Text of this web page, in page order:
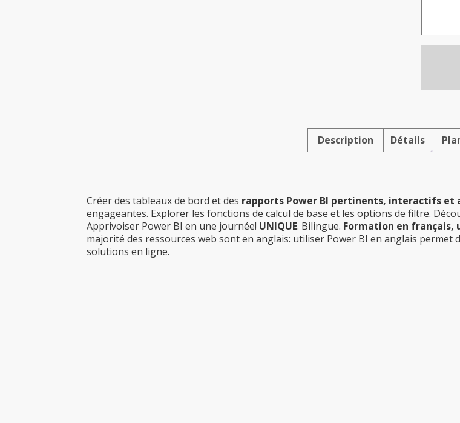
d’un
tableau
Description Détails
Créer des tableaux de bord et des rapports Power BI pertinents, interactifs et
engageantes. Explorer les fonctions de calcul de base et les options de filtre.
Apprivoiser Power BI en une journée! UNIQUE. Bilingue. Formation en français,
majorité des ressources web sont en anglais: utiliser Power BI en anglais
solutions en ligne.